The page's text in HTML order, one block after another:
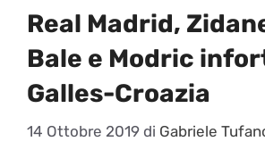
Real Madrid,
Bale e Modric
Galles-Croazia
14 Ottobre 2019 di Gabriele